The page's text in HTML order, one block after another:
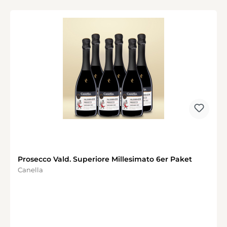
Prosecco Vald. Superiore Millesimato 6er Paket
Canella